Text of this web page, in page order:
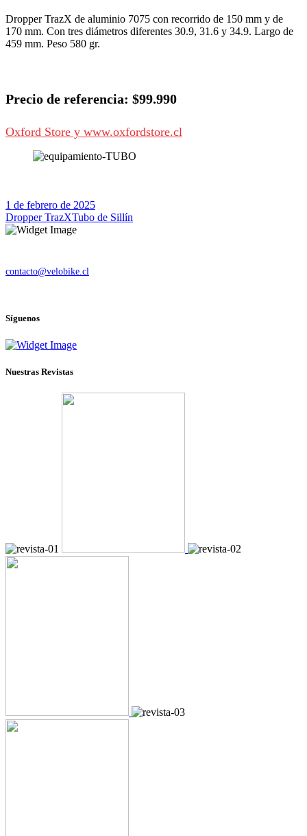
Dropper TrazX de aluminio 7075 con recorrido de 150 mm y de
170 mm. Con tres diámetros diferentes 30.9, 31.6 y 34.9. Largo de
459 mm. Peso 580 gr.
Precio de referencia: $99.990
Oxford Store y www.oxfordstore.cl
1 de febrero de 2025
Dropper TrazXTubo de Sillín
contacto@velobike.cl
Síguenos
Nuestras Revistas